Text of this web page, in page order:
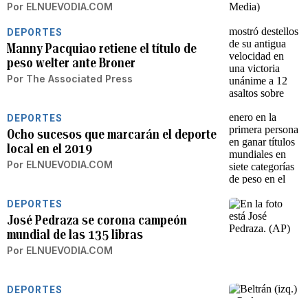
Por ELNUEVODIA.COM
DEPORTES
Manny Pacquiao retiene el título de
peso welter ante Broner
Por The Associated Press
DEPORTES
Ocho sucesos que marcarán el deporte
local en el 2019
Por ELNUEVODIA.COM
DEPORTES
José Pedraza se corona campeón
mundial de las 135 libras
Por ELNUEVODIA.COM
DEPORTES